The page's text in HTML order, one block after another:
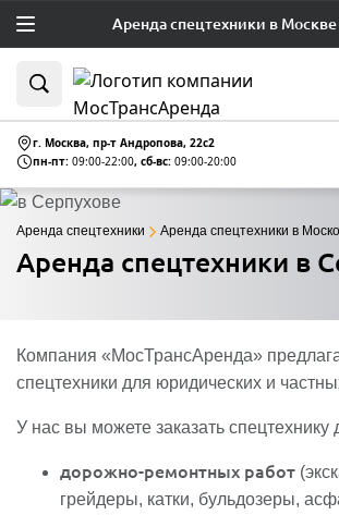
Аренда спецтехники в
г. Москва, пр-т Андропова, 22c2
пн-пт: 09:00-22:00, сб-вс: 09:00-20:00
Аренда спецтехники в
Аренда спецтехники Аренда спецтехники в
Компания «МосТрансАренда»
спецтехники для юридических и
У нас вы можете заказать спецтехнику
дорожно-ремонтных работ
грейдеры, катки, бульдозеры,